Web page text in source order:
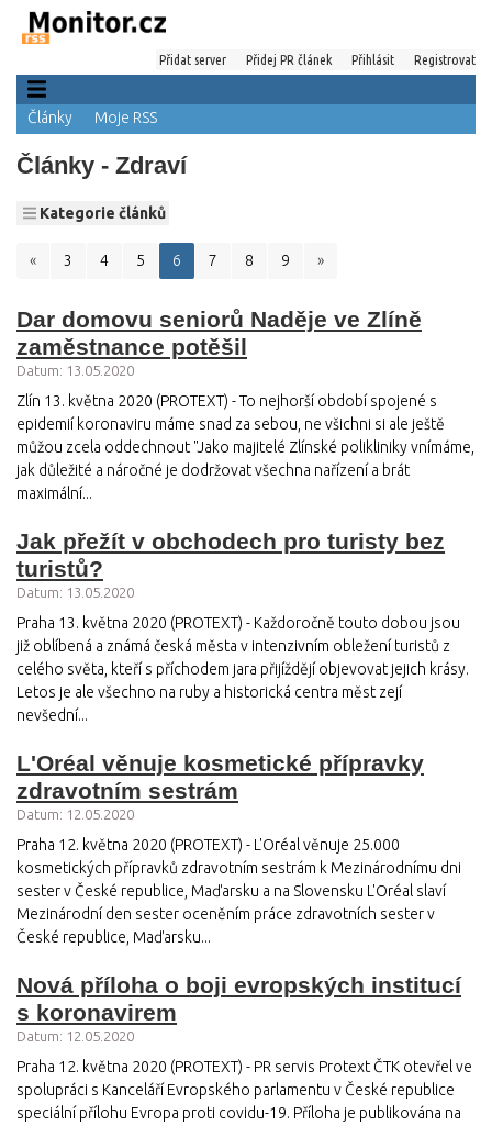
Přidat server Přidej PR článek Přihlásit Registrovat
Články Moje RSS
Články - Zdraví
Kategorie článků
« 3 4 5 6 7 8 9 »
Dar domovu seniorů Naděje ve Zlíně
zaměstnance potěšil
Datum: 13.05.2020
Zlín 13. května 2020 (PROTEXT) - To nejhorší období spojené s
epidemií koronaviru máme snad za sebou, ne všichni si ale ještě
můžou zcela oddechnout "Jako majitelé Zlínské polikliniky vnímáme,
jak důležité a náročné je dodržovat všechna nařízení a brát
maximální...
Jak přežít v obchodech pro turisty bez
turistů?
Datum: 13.05.2020
Praha 13. května 2020 (PROTEXT) - Každoročně touto dobou jsou
již oblíbená a známá česká města v intenzivním obležení turistů z
celého světa, kteří s příchodem jara přijíždějí objevovat jejich krásy.
Letos je ale všechno na ruby a historická centra měst zejí
nevšední...
L'Oréal věnuje kosmetické přípravky
zdravotním sestrám
Datum: 12.05.2020
Praha 12. května 2020 (PROTEXT) - L'Oréal věnuje 25.000
kosmetických přípravků zdravotním sestrám k Mezinárodnímu dni
sester v České republice, Maďarsku a na Slovensku L'Oréal slaví
Mezinárodní den sester oceněním práce zdravotních sester v
České republice, Maďarsku...
Nová příloha o boji evropských institucí
s koronavirem
Datum: 12.05.2020
Praha 12. května 2020 (PROTEXT) - PR servis Protext ČTK otevřel ve
spolupráci s Kanceláří Evropského parlamentu v České republice
speciální přílohu Evropa proti covidu-19. Příloha je publikována na